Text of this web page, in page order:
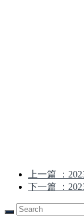
上一篇
：
下一篇
：